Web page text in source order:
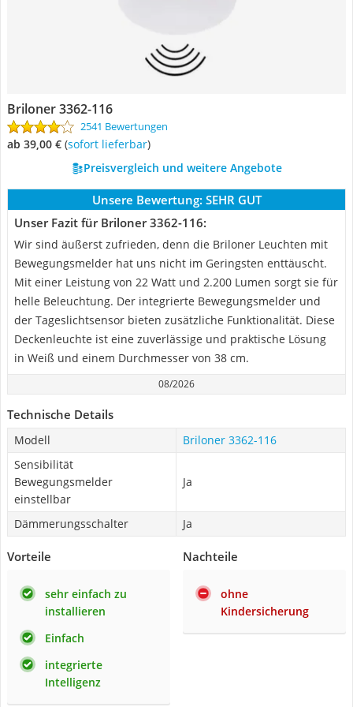
Briloner 3362-116
2541 Bewertungen
ab 39,00 € ( Sofort lieferbar)
Preisvergleich und weitere Angebote
Unsere Bewertung: SEHR GUT
Unser Fazit für Briloner 3362-116:
Wir sind äußerst zufrieden, denn die Briloner Leuchten mit
Bewegungsmelder hat uns nicht im Geringsten enttäuscht.
Mit einer Leistung von 22 Watt und 2.200 Lumen sorgt sie für
helle Beleuchtung. Der integrierte Bewegungsmelder und
der Tageslichtsensor bieten zusätzliche Funktionalität. Diese
Deckenleuchte ist eine zuverlässige und praktische Lösung
in Weiß und einem Durchmesser von 38 cm.
08/2026
Technische Details
Modell
Briloner 3362-116
Sensibilität
Bewegungsmelder
einstellbar
Ja
Dämmerungsschalter Ja
Vorteile
sehr einfach zu
installieren
Einfach
integrierte
Intelligenz
Nachteile
ohne
Kindersicherung